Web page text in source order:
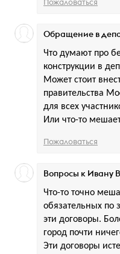
Что думают про
конструкции в
Может стоит
правительства
для всех
Или что-то
Обращение в
Пожаловаться
Что-то точно
обязательных по
эти договоры.
город почти
Эти договоры
Вопросы к Ивану